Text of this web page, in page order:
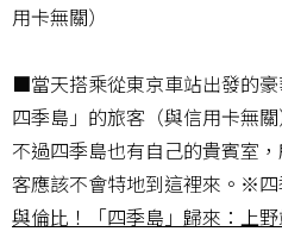
用卡無關）
■當天搭乘從東京車站出發的豪
四季島」的旅客（與信用卡無關
不過四季島也有自己的貴賓室
客應該不會特地到這裡來。※
與倫比！「四季島」歸來：上